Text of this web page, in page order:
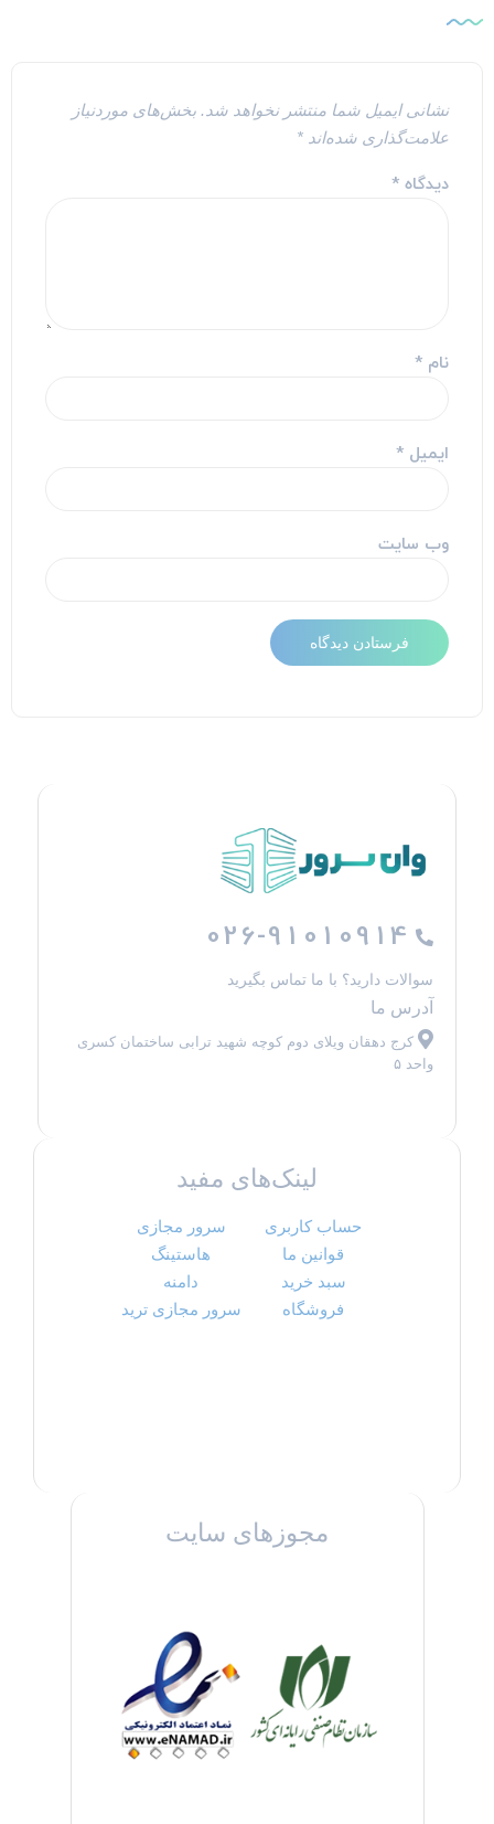
نشانی ایمیل شما منتشر نخواهد شد. بخش‌های موردنیاز
علامت‌گذاری شده‌اند*
دیدگاه*
نام*
ایمیل*
وب‌ سایت
026-91010914
سوالات دارید؟ با ما تماس بگیرید
آدرس ما
کرج دهقان ویلای دوم کوچه شهید ترابی ساختمان کسری
واحد ۵
لینک‌های مفید
حساب کاربری
قوانین ما
سبد خرید
فروشگاه
سرور مجازی
هاستینگ
دامنه
سرور مجازی ترید
مجوزهای سایت